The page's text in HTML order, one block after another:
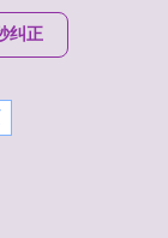
纠正